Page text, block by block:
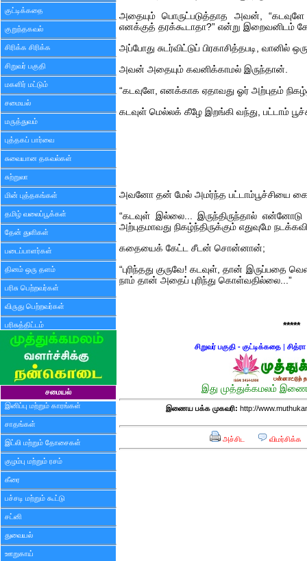
குட்டிக்கதை
குறுந்தகவல்
சிரிக்க சிரிக்க
சிறுவர் பகுதி
மகளிர் மட்டும்
சமையல்
மருத்துவம்
புத்தகப் பார்வை
சுவையான தகவல்கள்
சுற்றுலா
மின் புத்தகங்கள்
தமிழ் வலைப்பூக்கள்
தேன் துளிகள்
படைப்பாளர்கள்
தினம் ஒரு தளம்
பரிசு பெற்றவர்கள்
விருது பெற்றவர்கள்
பரிசுத்திட்டம்
சமையல்
இனிப்பு மற்றும் காரங்கள்
சாதங்கள்
இட்லி மற்றும் தோசைகள்
குழம்பு மற்றும் ரசம்
கீரை
பச்சடி மற்றும் கூட்டு
சட்னி
துவையல்
ஊறுகாய்
அதையும் பொருட்படுத்தாத அவன், “கடவுளே
எனக்குத் தரக்கூடாதா?” என்று இறைவனிடம்
அப்போது சுடர்விட்டுப் பிரகாசித்தபடி, வானில்
அவன் அதையும் கவனிக்காமல் இருந்தான்.
“கடவுளே, எனக்காக ஏதாவது ஓர் அற்புதம்
கடவுள் மெல்லக் கீழே இறங்கி வந்து, பட்டாம்
அவனோ தன் மேல் அமர்ந்த பட்டாம்பூச்சியை
“கடவுள் இல்லை... இருந்திருந்தால் என்னோடு
அற்புதமாவது நிகழ்ந்திருக்கும் எதுவுமே
கதையைக் கேட்ட சீடன் சொன்னான்;
“புரிந்தது குருவே! கடவுள், தான் இருப்பதை
நாம் தான் அதைப் புரிந்து கொள்வதில்லை...”
*****
சிறுவர் பகுதி - குட்டிக்கதை|
இது முத்துக்கமலம்
இணைய பக்க முகவரி: http://
அச்சிட விமர்சிக்க